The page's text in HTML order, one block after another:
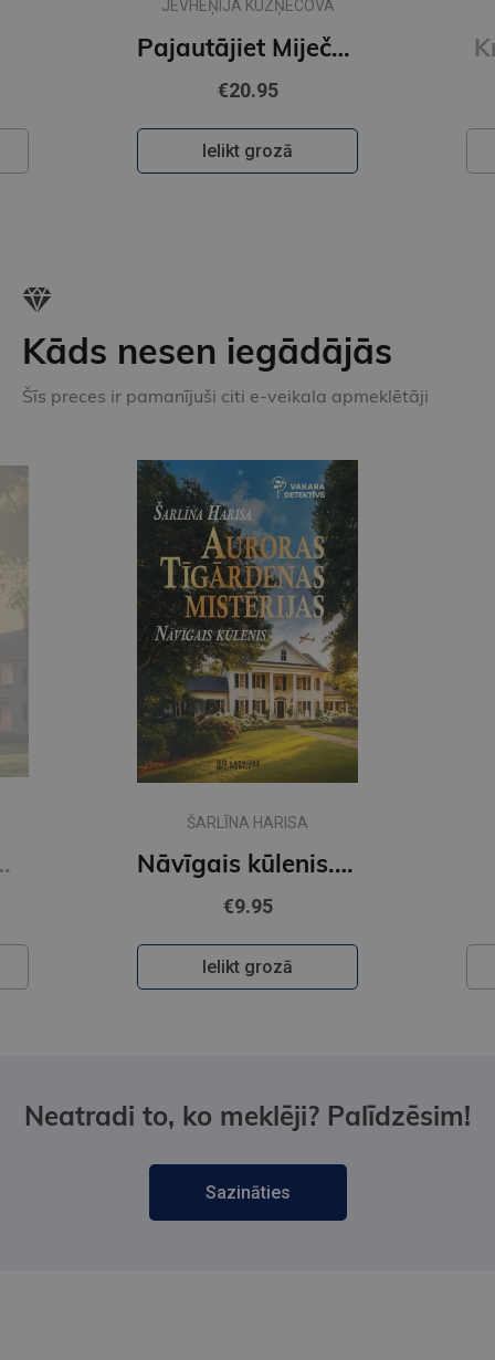
JEVHEŅIJA KUZŅECOVA
Pajautājiet Miječkai
€20.95
Ielikt grozā
Kāds nesen iegādājās
Šīs preces ir pamanījuši citi e-veikala apmeklētāji
mistērijas
ŠARLĪNA HARISA
Nāvīgais kūlenis. Auroras Tīgārdenas mistērijas
€9.95
Ielikt grozā
Neatradi to, ko meklēji? Palīdzēsim!
Sazināties